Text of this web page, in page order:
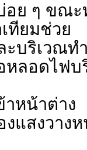
อย ๆ ขณ
ทียมช่วย
บริเวณท
หลอดไฟ
หน้าต่าง
แสงวาง